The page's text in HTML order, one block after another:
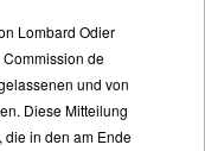
Lombard Odier
de
und von
Diese Mitteilung
in den am Ende